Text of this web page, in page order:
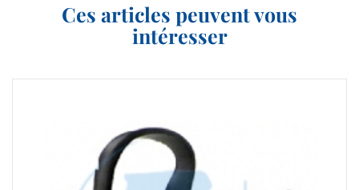
Ces articles peuvent vous
intéresser